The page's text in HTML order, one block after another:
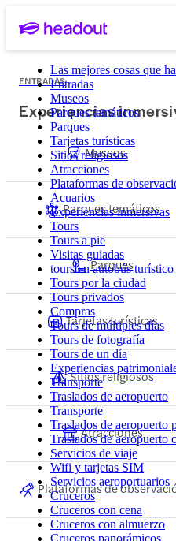
Las mejores cosas que
Entradas
Museos
Parques temáticos
Parques
Tarjetas turísticas
Sitios religiosos
Atracciones
Plataformas de
Acuarios
Experiencias inmersivas
Tours
Tours a pie
Visitas guiadas
tours en autobús
Tours por la ciudad
Tours privados
Compras
Tours de múltiples días
Tours de fotografía
Tours de un día
Experiencias
Transporte
Traslados de aeropuerto
Transporte
Traslados de aeropuerto
Traslados de aeropuerto
Servicios de viaje
Wifi y tarjetas SIM
Servicios aeroportuarios
Cruceros
Cruceros con cena
Cruceros con almuerzo
Cruceros panorámicos
ENTRADAS
Experiencias
Museos
Parques temáticos
Parques
Tarjetas turísticas
Sitios religiosos
Atracciones
Plataformas de